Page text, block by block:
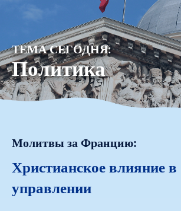
ТЕМА СЕГОДНЯ:
Политика
Молитвы за Францию:
Христианское влияние в
управлении